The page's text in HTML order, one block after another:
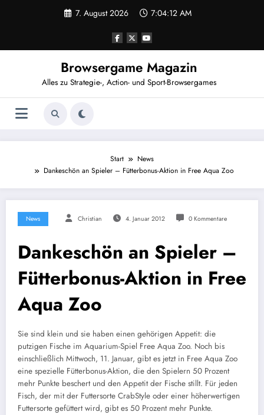
7. August 2026 7:04:13 AM
Browsergame Magazin
Alles zu Strategie-, Action- und Sport-Browsergames
Start
News
Dankeschön an Spieler – Fütterbonus-Aktion in Free Aqua Zoo
News Christian 4. Januar 2012 0 Kommentare
Dankeschön an Spieler –
Fütterbonus-Aktion in Free
Aqua Zoo
Sie sind klein und sie haben einen gehörigen Appetit: die
putzigen Fische im Aquarium-Spiel Free Aqua Zoo. Noch bis
einschließlich Mittwoch, 11. Januar, gibt es jetzt in Free Aqua Zoo
eine spezielle Fütterbonus-Aktion, die den Spielern 50 Prozent
mehr Punkte beschert und den Appetit der Fische stillt. Für jeden
Fisch, der mit der Futtersorte CrabStyle oder einer höherwertigen
Futtersorte gefüttert wird, gibt es 50 Prozent mehr Punkte.